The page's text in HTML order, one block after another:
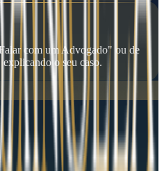
com um Advogado" ou de
o seu caso.